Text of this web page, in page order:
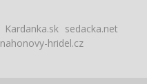
Kardanka.sk sedacka.net
nahonovy-hridel.cz